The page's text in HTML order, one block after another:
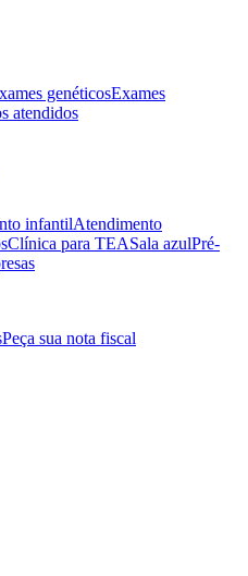
genéticosExames
atendidos
infantilAtendimento
Clínica para TEASala azulPré-
Peça sua nota fiscal